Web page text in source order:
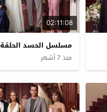
02:11:08
مسلسل الحسد الحلقة 8 مترجم
منذ 7 أشهر